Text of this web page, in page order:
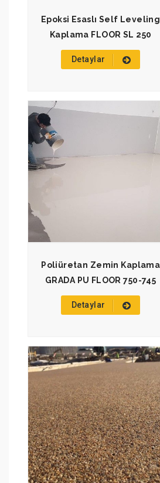
Epoksi Esaslı Self Leveling
Kaplama FLOOR SL 250
Detaylar
Poliüretan Zemin Kaplama
GRADA PU FLOOR 750-745
Detaylar